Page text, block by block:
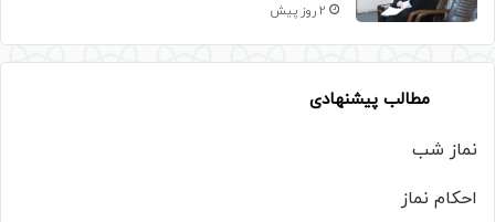
2 روز پیش
مطالب پیشنهادی
نماز شب
احکام نماز